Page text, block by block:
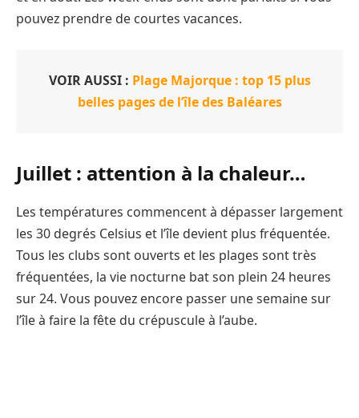
pouvez prendre de courtes vacances.
VOIR AUSSI : Plage Majorque : top 15 plus
belles pages de l’île des Baléares
Juillet : attention à la chaleur…
Les températures commencent à dépasser largement
les 30 degrés Celsius et l’île devient plus fréquentée.
Tous les clubs sont ouverts et les plages sont très
fréquentées, la vie nocturne bat son plein 24 heures
sur 24. Vous pouvez encore passer une semaine sur
l’île à faire la fête du crépuscule à l’aube.